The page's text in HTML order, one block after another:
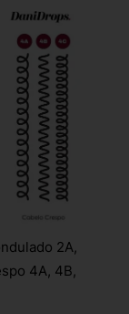
2A,
4A, 4B,